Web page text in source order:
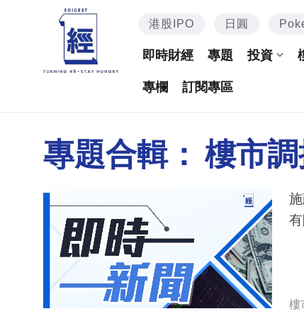
港股IPO 日圓
即時財經 專題 投資
專欄 訂閱專區
專題合輯： 樓市
樓